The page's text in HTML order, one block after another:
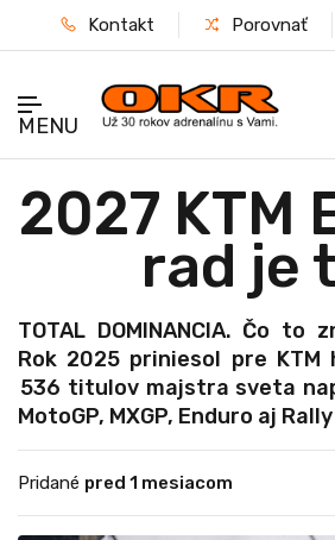
Kontakt Porovnať
MENU
2027 KTM
rad je
TOTAL DOMINANCIA. Čo to
Rok 2025 priniesol pre
536 titulov majstra sveta
MotoGP, MXGP, Enduro aj
Pridané pred 1 mesiacom